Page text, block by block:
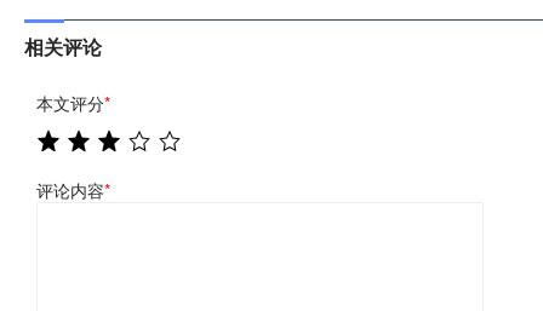
相关评论
本文评分*
评论内容*